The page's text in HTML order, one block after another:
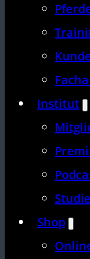
Institut
Shop